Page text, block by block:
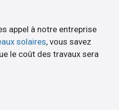
appel à notre entreprise
solaires, vous savez
le coût des travaux sera